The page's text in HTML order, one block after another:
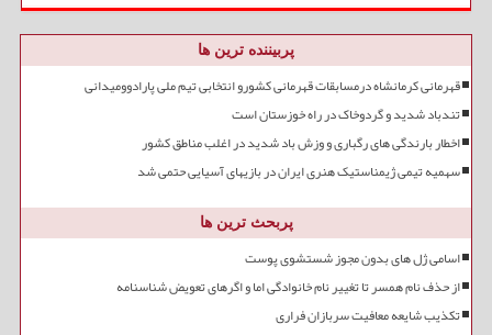
پربیننده ترین ها
قهرمانی کرمانشاه درمسابقات قهرمانی کشورو انتخابی تیم ملی پارادوومیدانی
تندباد شدید و گردوخاک در راه خوزستان است
اخطار بارندگی های رگباری و وزش باد شدید در اغلب مناطق کشور
سهمیه تیمی ژیمناستیک هنری ایران در بازیهای آسیایی حتمی شد
پربحث ترین ها
اسامی ژل های بدون مجوز شستشوی پوست
از حذف نام همسر تا تغییر نام خانوادگی اما و اگرهای تعویض شناسنامه
تکذیب شایعه معافیت سربازان فراری